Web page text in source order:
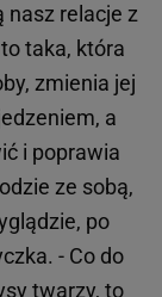
nasz relacje z
taka, która
zmienia jej
a
i poprawia
ze sobą,
po
- Co do
twarzy, to